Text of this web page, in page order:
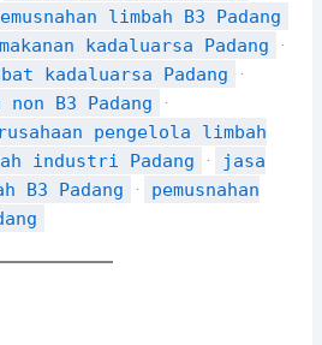
limbah B3 Padang
kadaluarsa Padang ·
kadaluarsa Padang ·
B3 Padang ·
pengelola limbah
industri Padang ·
jasa
B3 Padang
·
pemusnahan